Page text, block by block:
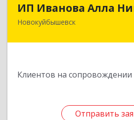
ИП Иванова Алла
Новокуйбышевск
Клиентов на сопровождении
Отправить
Отправить